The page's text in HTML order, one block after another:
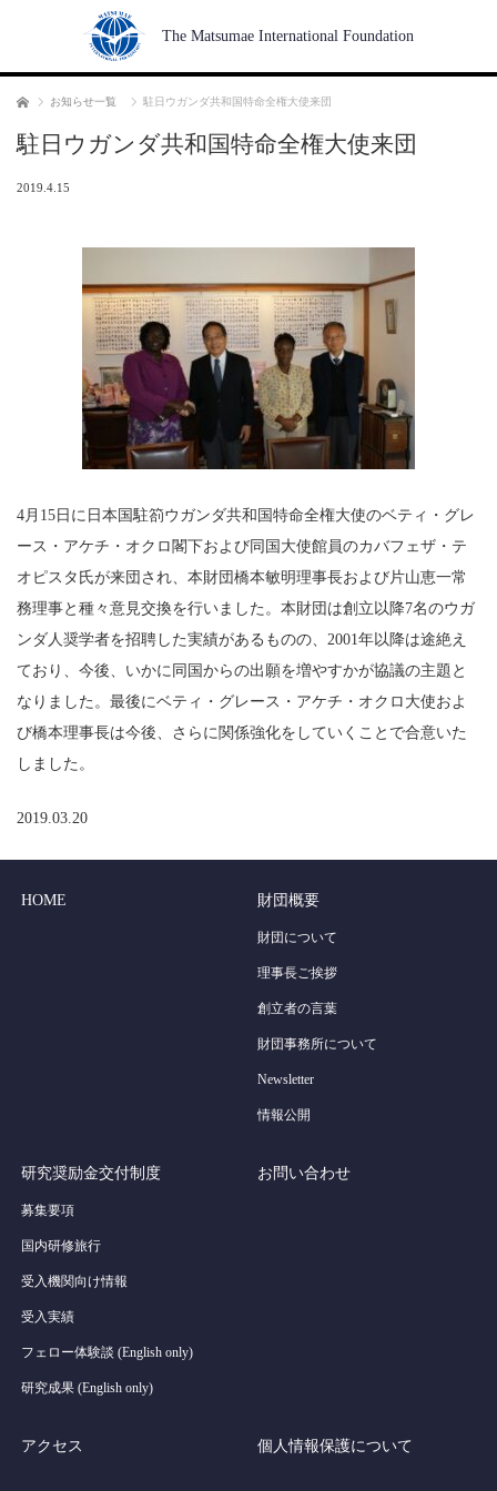
The Matsumae International Foundation
Home お知らせ一覧 駐日ウガンダ共和国特命全権大使来団
駐日ウガンダ共和国特命全権大使来団
2019.4.15
4月15日に日本国駐箚ウガンダ共和国特命全権大使のベティ・グレ
ース・アケチ・オクロ閣下および同国大使館員のカバフェザ・テ
オピスタ氏が来団され、本財団橋本敏明理事長および片山恵一常
務理事と種々意見交換を行いました。本財団は創立以降7名のウガ
ンダ人奨学者を招聘した実績があるものの、2001年以降は途絶え
ており、今後、いかに同国からの出願を増やすかが協議の主題と
なりました。最後にベティ・グレース・アケチ・オクロ大使およ
び橋本理事長は今後、さらに関係強化をしていくことで合意いた
しました。
2019.03.20
HOME 財団概要
財団について
理事長ご挨拶
創立者の言葉
財団事務所について
Newsletter
情報公開
研究奨励金交付制度
募集要項
国内研修旅行
受入機関向け情報
受入実績
フェロー体験談 (English only)
研究成果 (English only)
お問い合わせ
アクセス 個人情報保護について